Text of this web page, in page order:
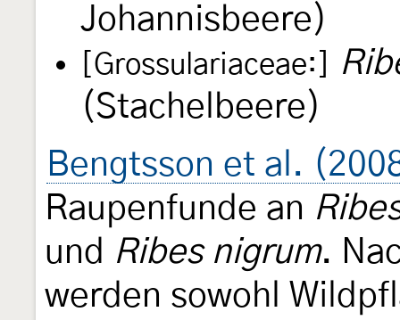
Johannisbeere)
[Grossulariaceae:]
(Stachelbeere)
Bengtsson et al.
Raupenfunde an
und Ribes nigrum.
werden sowohl